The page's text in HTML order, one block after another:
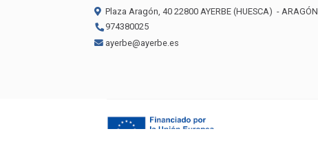
Plaza Aragón, 40 22800 AYERBE (HUESCA) - ARAGÓN
974380025
ayerbe@ayerbe.es